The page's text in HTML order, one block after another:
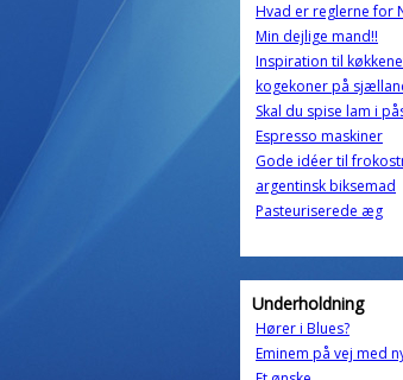
Hvad er reglerne for
Min dejlige mand!!
Inspiration til
kogekoner på
Skal du spise lam i
Espresso maskiner
Gode idéer til
argentinsk biksemad
Pasteuriserede æg
Underholdning
Hører i Blues?
Eminem på vej med